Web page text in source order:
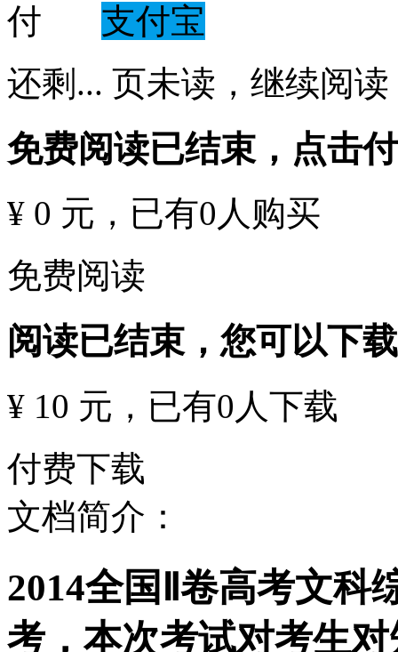
支付宝
还剩 ... 页未读， 继续阅读
免费阅读已结束，点击
¥ 0 元 ，已有0 人购买
免费阅读
阅读已结束，您可以下
¥ 10 元 ，已有0 人下载
付费下载
文档简介：
2014全国Ⅱ卷高考文科
考，本次考试对考生